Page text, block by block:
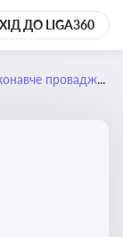
ДО LIGA360
провадження